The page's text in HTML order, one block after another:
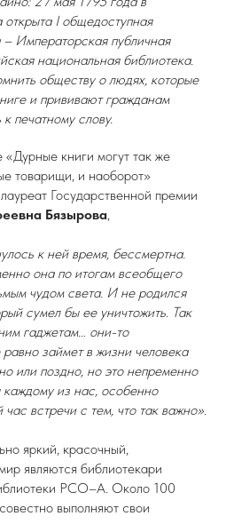
I общедоступная
Императорская публичная
национальная библиотека.
обществу о людях, которые
и прививают гражданам
печатному слову.
«Дурные книги могут так же
товарищи, и наоборот»
Государственной премии
Бязырова,
к ней время, бессмертна.
она по итогам всеобщего
чудом света. И не родился
сумел бы ее уничтожить. Так
гаджетам… они-то
займет в жизни человека
или поздно, но это непременно
каждому из нас, особенно
встречи с тем, что так важно».
яркий, красочный,
являются библиотекари
РСО–А. Около 100
выполняют свои